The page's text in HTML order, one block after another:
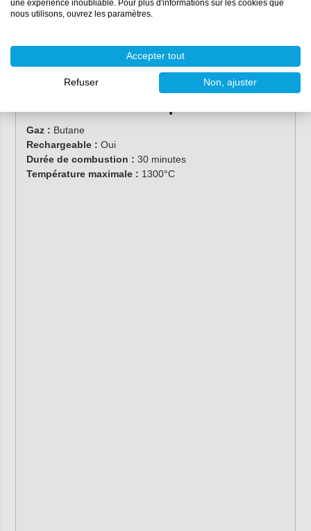
fumer ou jaunir. Soyez donc prudent !
surface sans endommager le moule ou l'époxy?
Ensuite, utilisez le spray démoulant
Gaz : Butane
Rechargeable : Oui
Durée de combustion : 30 minutes
Température maximale : 1300°C
une expérience inoubliable. Pour plus d'informations sur les cookies que
nous utilisons, ouvrez les paramètres.
Accepter tout
Refuser Non, ajuster